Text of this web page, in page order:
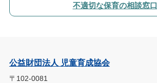
不適切な保育の相談窓口
公益財団法人 児童育成協会
〒102-0081